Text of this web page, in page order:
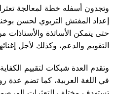
وتجدون أسفله خطة لمعالجة
حتى يتمكن الأساتذة والأستاذات
التقويم والدعم، وكذلك لأجل
وتقدم العدة شبكات لتقييم الكفاية
في اللغة العربية، كما تضم عدة